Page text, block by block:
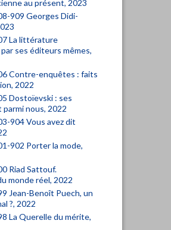
au présent, 2023
909 Georges Didi-
La littérature
ses éditeurs mêmes,
Contre-enquêtes : faits
2022
Dostoïevski : ses
nous, 2022
904 Vous avez dit
902 Porter la mode,
Riad Sattouf.
monde réel, 2022
Jean-Benoît Puech, un
?, 2022
La Querelle du mérite,